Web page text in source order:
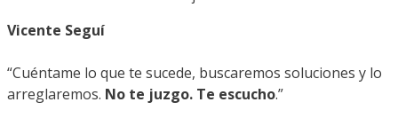
Vicente Seguí
“Cuéntame lo que te sucede, buscaremos soluciones y lo
arreglaremos. No te juzgo. Te escucho.”